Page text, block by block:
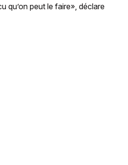
qu’on peut le faire», déclare